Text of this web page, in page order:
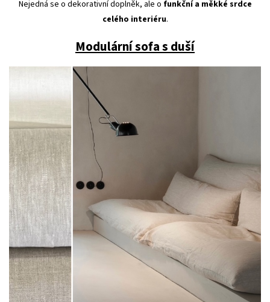
Nejedná se o dekorativní doplněk, ale o funkční a měkké srdce
celého interiéru.
Modulární sofa s duší